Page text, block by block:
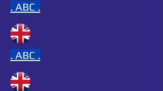
. ABC .
. ABC .